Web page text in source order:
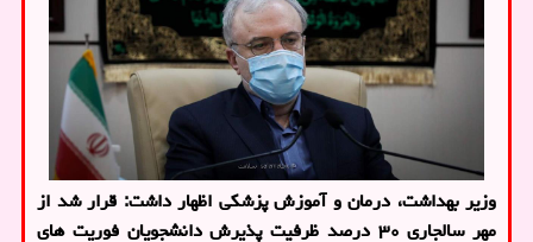
وزیر بهداشت، درمان و آموزش پزشكی اظهار داشت: قرار شد از
مهر سالجاری ۳۰ درصد ظرفیت پذیرش دانشجویان فوریت های